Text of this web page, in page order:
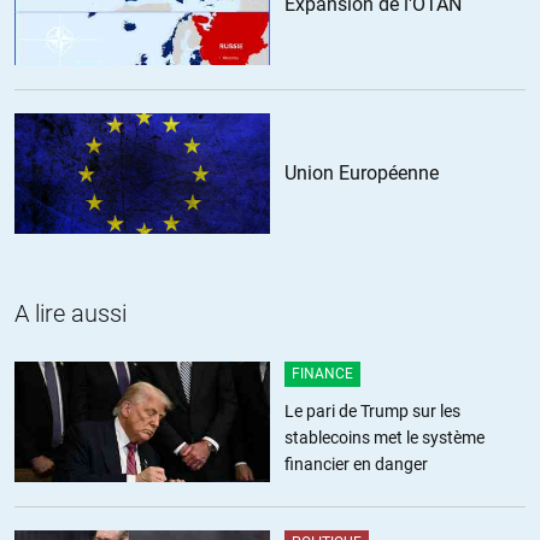
Chris//14.01.2019 à 12h51
« Sinon, nous serons enchaînés dans les chaînes du 21e siècle »
+1 ALERTER
Louis Robert//16.01.2019 à 10h58
corporate tyranny. It is a race against time. Our remaining
dictatorships must be destroyed, and they will only be destroyed
by sustained popular protest such as we see in the streets of
Paris. Otherwise, we will be shackled in 21st-century chains.”
ALERTER
Union Européenne
A lire aussi
FINANCE
Le pari de Trump sur les
stablecoins met le système
financier en danger